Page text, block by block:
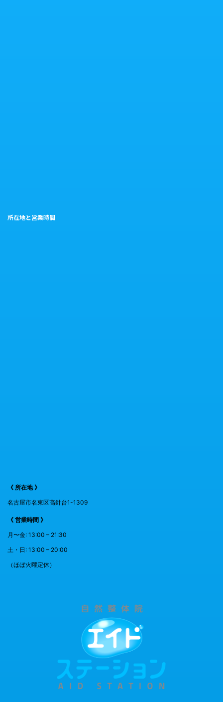
所在地と営業時間
《 所在地 》
名古屋市名東区高針台1-1309
《 営業時間 》
月〜金: 13:00 – 21:30
土・日: 13:00 – 20:00
（ほぼ火曜定休）